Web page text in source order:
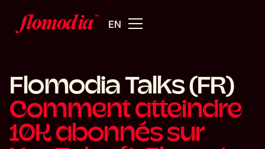
EN
Flomodia Talks (FR)
Comment atteindre
10K abonnés sur